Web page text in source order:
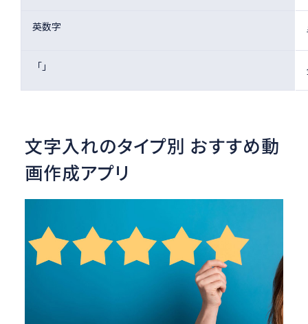
英数字
「」
文字入れのタイプ別 おすすめ動
画作成アプリ